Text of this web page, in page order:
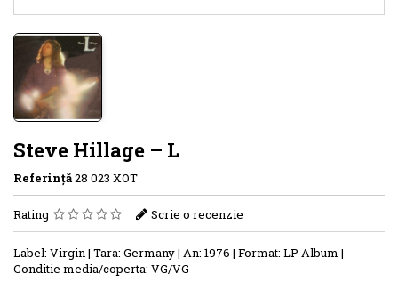
Steve Hillage – L
Referinţă28 023 XOT
Rating Scrie o recenzie
Label: Virgin | Tara: Germany | An: 1976 | Format: LP Album |
Conditie media/coperta: VG/VG